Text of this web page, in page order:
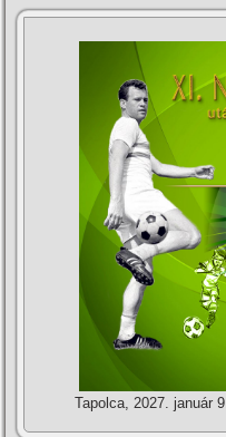
Tapolca, 2027. január 9.